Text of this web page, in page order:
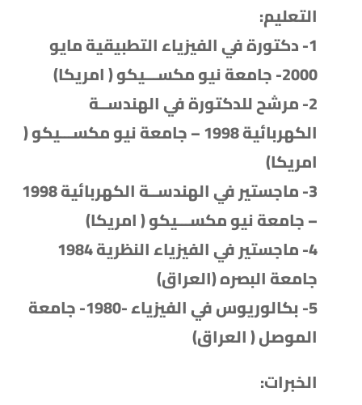
التعليم:
1- دكتورة في الفيزياء التطبيقية مايو
2000- جامعة نيو مكســـيكو ( امريكا)
2- مرشح للدكتورة في الهندســة
الكهربائية 1998 – جامعة نيو مكســـيكو (
امريكا)
3- ماجستير في الهندســة الكهربائية 1998
– جامعة نيو مكســـيكو ( امريكا)
4- ماجستير في الفيزياء النظرية 1984
جامعة البصره (العراق)
5- بكالوريوس في الفيزياء -1980- جامعة
الموصل ( العراق)
الخبرات: